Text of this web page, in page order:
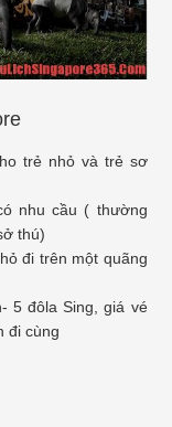
trẻ nhỏ và trẻ sơ
nhu cầu ( thường
thú)
đi trên một quãng
5 đôla Sing, giá vé
đi cùng